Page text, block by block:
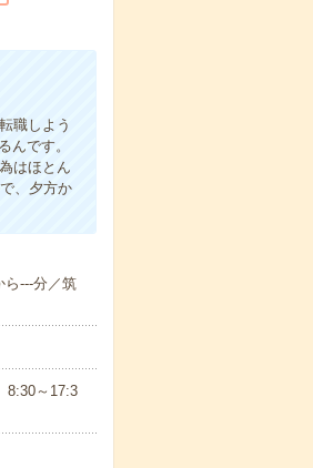
職しよう
んです。
はほとん
、夕方か
ら---分／筑
8:30～17:3